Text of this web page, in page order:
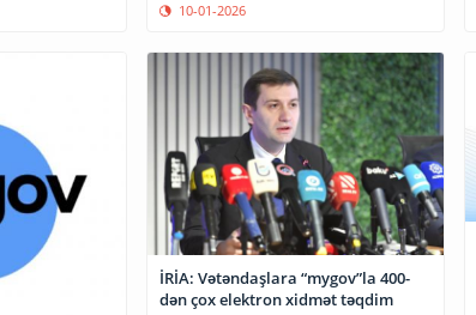
10-01-2026
İRİA: Vətəndaşlara “mygov”la 400-
dən çox elektron xidmət təqdim